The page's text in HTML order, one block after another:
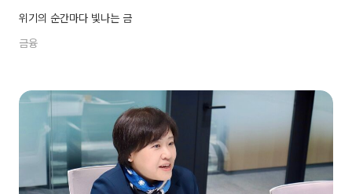
위기의 순간마다 빛나는 금
금융